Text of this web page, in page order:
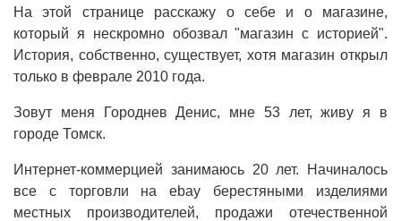
На этой странице расскажу о себе и о магазине,
который я нескромно обозвал "магазин с историей".
История, собственно, существует, хотя магазин открыл
только в феврале 2010 года.
Зовут меня Городнев Денис, мне 53 лет, живу я в
городе Томск.
Интернет-коммерцией занимаюсь 20 лет. Начиналось
все c торговли на ebay берестяными изделиями
местных производителей, продажи отечественной